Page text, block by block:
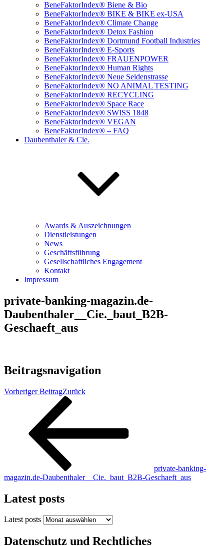
BeneFaktorIndex® Biene & Bio
BeneFaktorIndex® BIKE & BIKE ex-USA
BeneFaktorIndex® Climate Change
BeneFaktorIndex® Detox Fashion
BeneFaktorIndex® Dortmund Football Industries
BeneFaktorIndex® E-Sports
BeneFaktorIndex® FRAUENPOWER
BeneFaktorIndex® Human Rights
BeneFaktorIndex® Neue Seidenstrasse
BeneFaktorIndex® NO ANIMAL TESTING
BeneFaktorIndex® RECYCLING
BeneFaktorIndex® Space Race
BeneFaktorIndex® SWISS 1848
BeneFaktorIndex® VEGAN
BeneFaktorIndex® – FAQ
Daubenthaler & Cie.
Awards & Auszeichnungen
Dienstleistungen
News
Geschäftsführung
Gesellschaftliches Engagement
Kontakt
Impressum
private-banking-magazin.de-
Daubenthaler__Cie._baut_B2B-
Geschaeft_aus
Beitragsnavigation
Vorheriger BeitragZurück
private-banking-
magazin.de-Daubenthaler__Cie._baut_B2B-Geschaeft_aus
Latest posts
Latest posts
Datenschutz und Rechtliches